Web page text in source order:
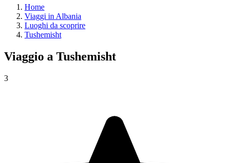
Home
Viaggi in Albania
Luoghi da scoprire
Tushemisht
Viaggio a Tushemisht
3